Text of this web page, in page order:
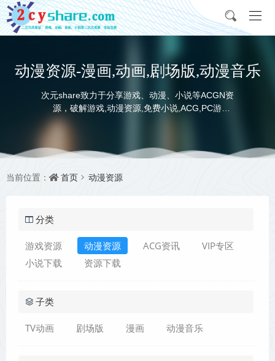
动漫资源-漫画,动画,剧场版,动漫音乐
次元share致力于分享游戏、动漫、小说等ACGN资
源，破解游戏,动漫资源,免费小说,ACG,PC游
戏,switch游戏,金手指，动画电影,动画片,全本小说,
并提供网盘下载
当前位置： 首页 动漫资源
分类
游戏资源 动漫资源 ACG资讯
VIP专区
小说下载
资源下载
子类
TV动画 剧场版 漫画 动漫音乐